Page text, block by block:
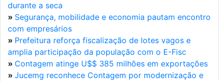
durante a seca
» Segurança, mobilidade e economia pautam encontro
com empresários
» Prefeitura reforça fiscalização de lotes vagos e
amplia participação da população com o E-Fisc
» Contagem atinge U$$ 385 milhões em exportações
» Jucemg reconhece Contagem por modernização e